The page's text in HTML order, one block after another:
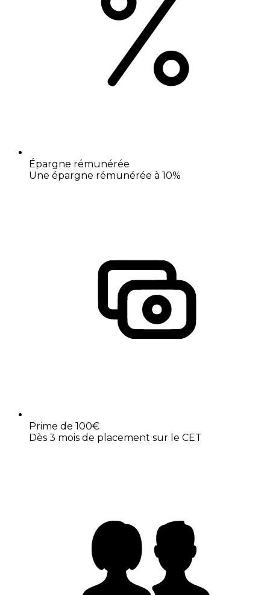
Épargne rémunérée
Une épargne rémunérée à 10%
Prime de 100€
Dès 3 mois de placement sur le CET